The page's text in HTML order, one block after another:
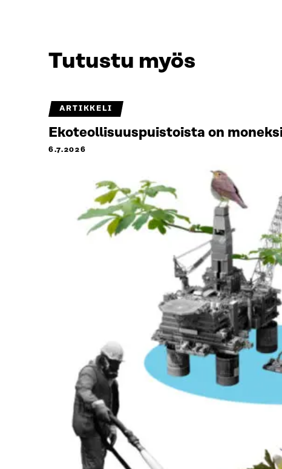
Tutustu myös
ARTIKKELI
Ekoteollisuuspuistoista on
6.7.2026